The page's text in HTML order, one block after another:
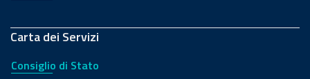
Carta dei Servizi
Consiglio di Stato